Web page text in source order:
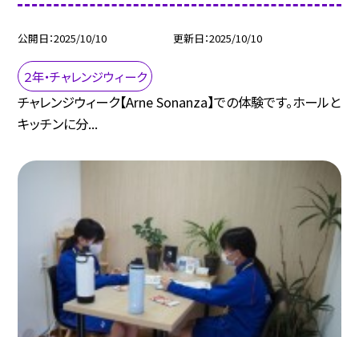
公開日 2025/10/10 更新日 2025/10/10
２年・チャレンジウィーク
チャレンジウィーク【Arne Sonanza】での体験です。ホールと
キッチンに分...